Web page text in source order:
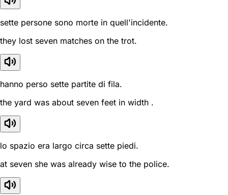
sette persone sono morte in quell'incidente.
they lost seven matches on the trot.
hanno perso sette partite di fila.
the yard was about seven feet in width .
lo spazio era largo circa sette piedi.
at seven she was already wise to the police.